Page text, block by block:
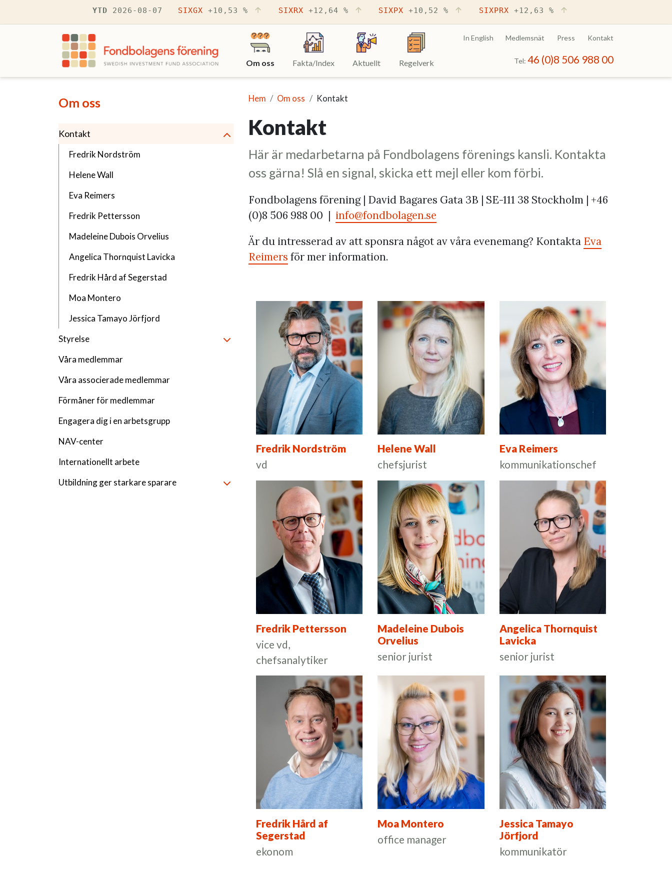
Hoppa till huvudinnehåll
YTD 2026-08-07 SIXGX +10,53 % SIXRX +12,64 % SIXPX+10,52 % SIXPRX+12,63 %
Om oss (Aktuell sida)
Fakta/Index Aktuellt Regelverk
In English Medlemsnät Press Kontakt
Tel: 46 (0)8 506 988 00
Navigering fÃ¶r Om oss
Om oss
Kontakt
Fredrik Nordström
Helene Wall
Eva Reimers
Fredrik Pettersson
Madeleine Dubois Orvelius
Angelica Thornquist Lavicka
Fredrik Hård af Segerstad
Moa Montero
Jessica Tamayo Jörfjord
Styrelse
Våra medlemmar
Våra associerade medlemmar
Förmåner för medlemmar
Engagera dig i en arbetsgrupp
NAV-center
Internationellt arbete
Utbildning ger starkare sparare
Hem Om oss Kontakt
Kontakt
Här är medarbetarna på Fondbolagens förenings kansli. Kontakta
oss gärna! Slå en signal, skicka ett mejl eller kom förbi.
Fondbolagens förening | David Bagares Gata 3B | SE-111 38 Stockholm | +46
(0)8 506 988 00 | info@fondbolagen.se
Är du intresserad av att sponsra något av våra evenemang? Kontakta Eva
Reimers för mer information.
Fredrik Nordström
vd
Helene Wall
chefsjurist
Eva Reimers
kommunikationschef
Fredrik Pettersson
vice vd,
chefsanalytiker
Madeleine Dubois
Orvelius
senior jurist
Angelica Thornquist
Lavicka
senior jurist
Fredrik Hård af
Segerstad
ekonom
Moa Montero
office manager
Jessica Tamayo
Jörfjord
kommunikatör